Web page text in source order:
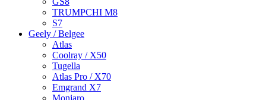
TRUMPCHI M8
S7
Geely / Belgee
Atlas
Coolray / X50
Tugella
Atlas Pro / X70
Emgrand X7
Monjaro